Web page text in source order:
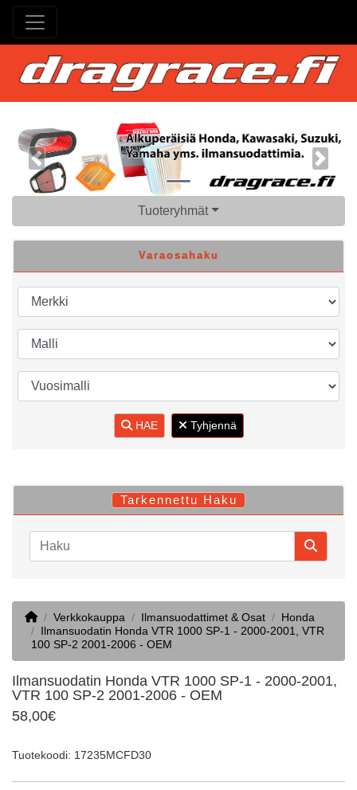
Previous Next
Tuoteryhmät
Varaosahaku
HAE Tyhjennä
Tarkennettu Haku
HomeVerkkokauppa Ilmansuodattimet & Osat
Honda
Ilmansuodatin Honda VTR 1000 SP-1 - 2000-2001, VTR
100 SP-2 2001-2006 - OEM
Ilmansuodatin Honda VTR 1000 SP-1 - 2000-2001,
VTR 100 SP-2 2001-2006 - OEM
58,00€
Tuotekoodi: 17235MCFD30